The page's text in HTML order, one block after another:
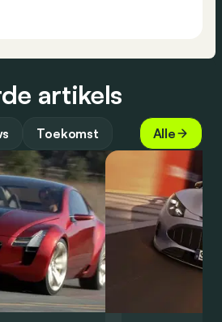
artikels
Toekomst Alle